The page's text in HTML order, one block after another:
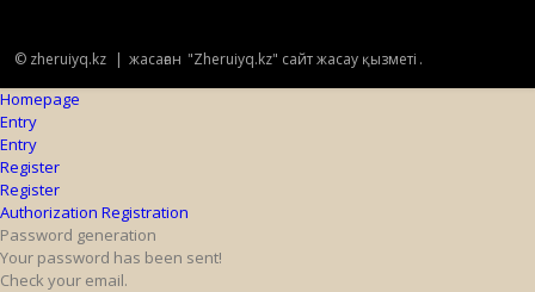
© zheruiyq.kz | жасаған "Zheruiyq.kz" сайт жасау қызметі .
Homepage
Entry
Entry
Register
Register
Authorization Registration
Password generation
Your password has been sent!
Check your email.